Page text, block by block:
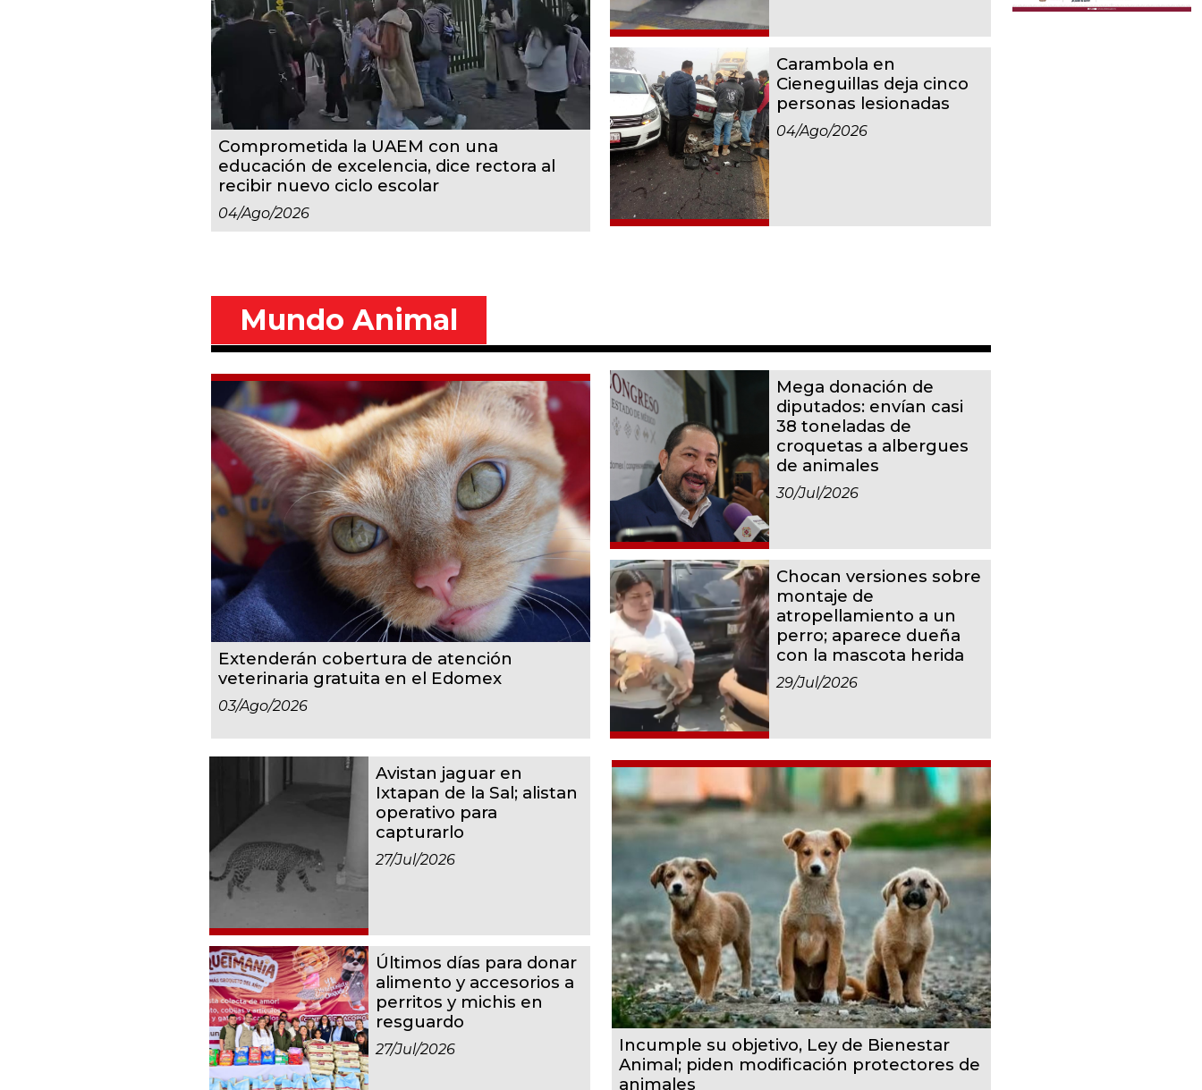
Comprometida la UAEM con una
educación de excelencia, dice rectora al
recibir nuevo ciclo escolar
04/ago/2026
Carambola en
Cieneguillas deja cinco
personas lesionadas
04/ago/2026
Mundo Animal
Extenderán cobertura de atención
veterinaria gratuita en el Edomex
03/ago/2026
Mega donación de
diputados: envían casi
38 toneladas de
croquetas a albergues
de animales
30/jul/2026
Chocan versiones sobre
montaje de
atropellamiento a un
perro; aparece dueña
con la mascota herida
29/jul/2026
Avistan jaguar en
Ixtapan de la Sal; alistan
operativo para
capturarlo
27/jul/2026
Últimos días para donar
alimento y accesorios a
perritos y michis en
resguardo
27/jul/2026
Incumple su objetivo, Ley de Bienestar
Animal; piden modificación protectores de
animales